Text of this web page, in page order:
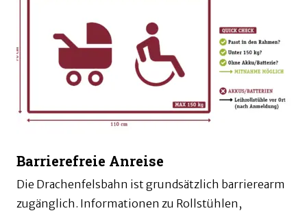
Barrierefreie Anreise
Die Drachenfelsbahn ist grundsätzlich barrierearm
zugänglich. Informationen zu Rollstühlen,